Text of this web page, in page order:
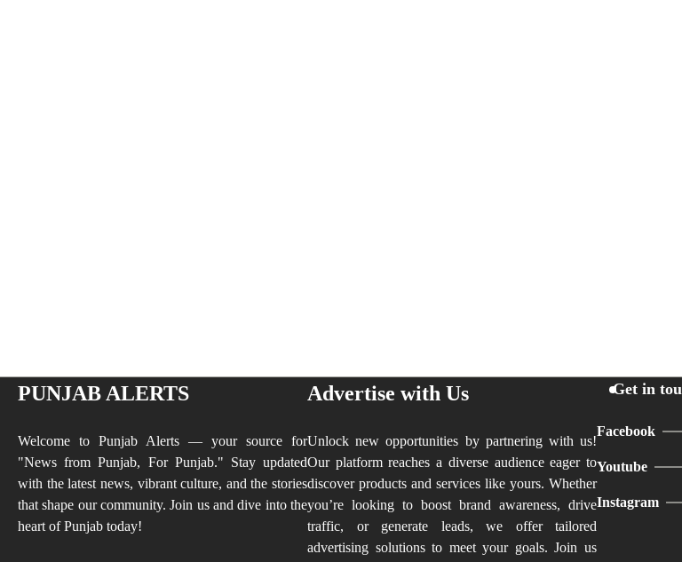
PUNJAB ALERTS
Welcome to Punjab Alerts — your source for
"News from Punjab, For Punjab." Stay updated
with the latest news, vibrant culture, and the stories
that shape our community. Join us and dive into the
heart of Punjab today!
Advertise with Us
Unlock new opportunities by partnering with us!
Our platform reaches a diverse audience eager to
discover products and services like yours. Whether
you’re looking to boost brand awareness, drive
traffic, or generate leads, we offer tailored
advertising solutions to meet your goals. Join us
Get in
Facebook
Youtube
Instagram